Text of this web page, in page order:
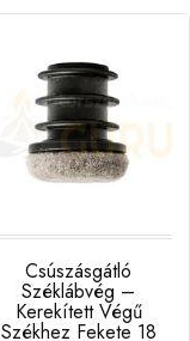
Csúszásgátló
Széklábvég –
Kerekített Végű
Székhez Fekete 18